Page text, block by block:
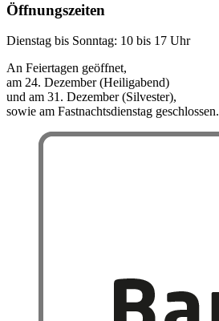
Öffnungszeiten
Dienstag bis Sonntag: 10 bis 17 Uhr
An Feiertagen geöffnet,
am 24. Dezember (Heiligabend)
und am 31. Dezember (Silvester),
sowie am Fastnachtsdienstag geschlossen.